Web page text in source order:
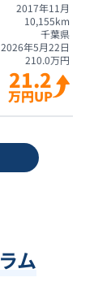
2017年11月
10,155km
千葉県
2026年5月22日
210.0万円
21.2
万円UP
ム